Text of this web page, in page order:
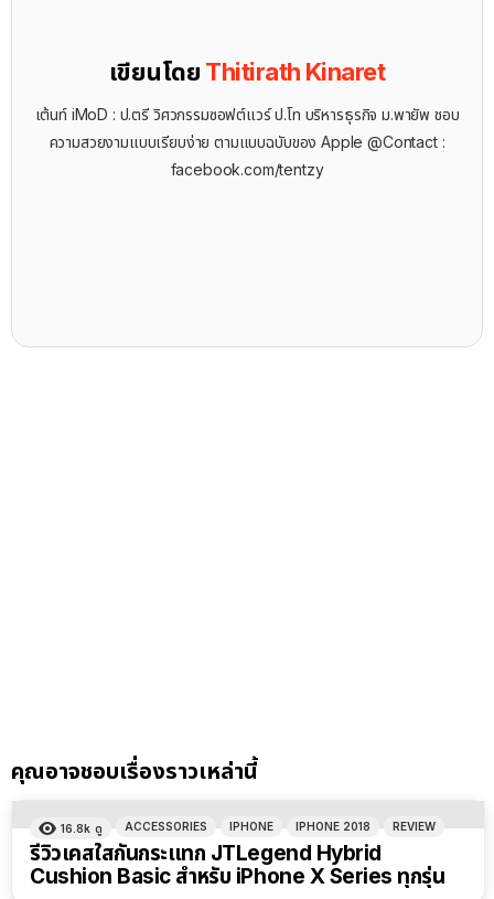
เขียนโดย Thitirath Kinaret
เต้นท์ iMoD : ป.ตรี วิศวกรรมซอฟต์แวร์ ป.โท บริหารธุรกิจ ม.พายัพ ชอบ
ความสวยงามแบบเรียบง่าย ตามแบบฉบับของ Apple @Contact :
facebook.com/tentzy
คุณอาจชอบเรื่องราวเหล่านี้
16.8k ดู ACCESSORIES IPHONE IPHONE 2018 REVIEW
รีวิวเคสใสกันกระแทก JTLegend Hybrid
Cushion Basic สำหรับ iPhone X Series ทุกรุ่น